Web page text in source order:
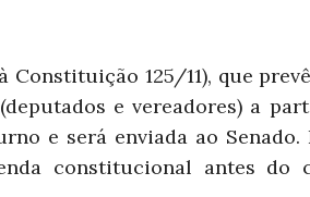
Constituição 125/11), que
e vereadores) a
e será enviada ao Senado.
constitucional antes do